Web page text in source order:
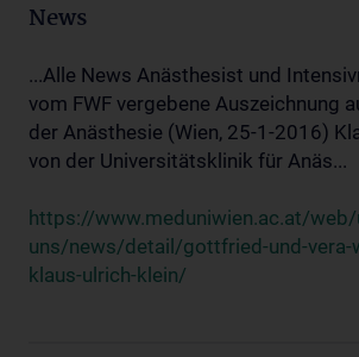
News
...Alle News Anästhesist und
vom FWF vergebene Auszeichnung
der Anästhesie (Wien, 25-1-2016)
von der Universitätsklinik für Anäs...
https://www.meduniwien.ac.at/web/
uns/news/detail/gottfried-und-vera-
klaus-ulrich-klein/